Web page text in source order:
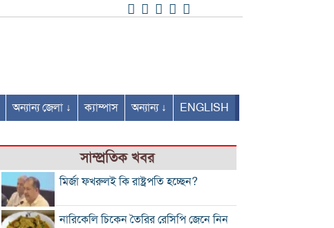
অন্যান্য জেলা ↓ ক্যাম্পাস অন্যান্য ↓ ENGLISH
সাম্প্রতিক খবর
মির্জা ফখরুলই কি রাষ্ট্রপতি হচ্ছেন?
নারিকেলি চিকেন তৈরির রেসিপি জেনে নিন